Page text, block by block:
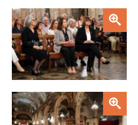
Zoom
Zoom